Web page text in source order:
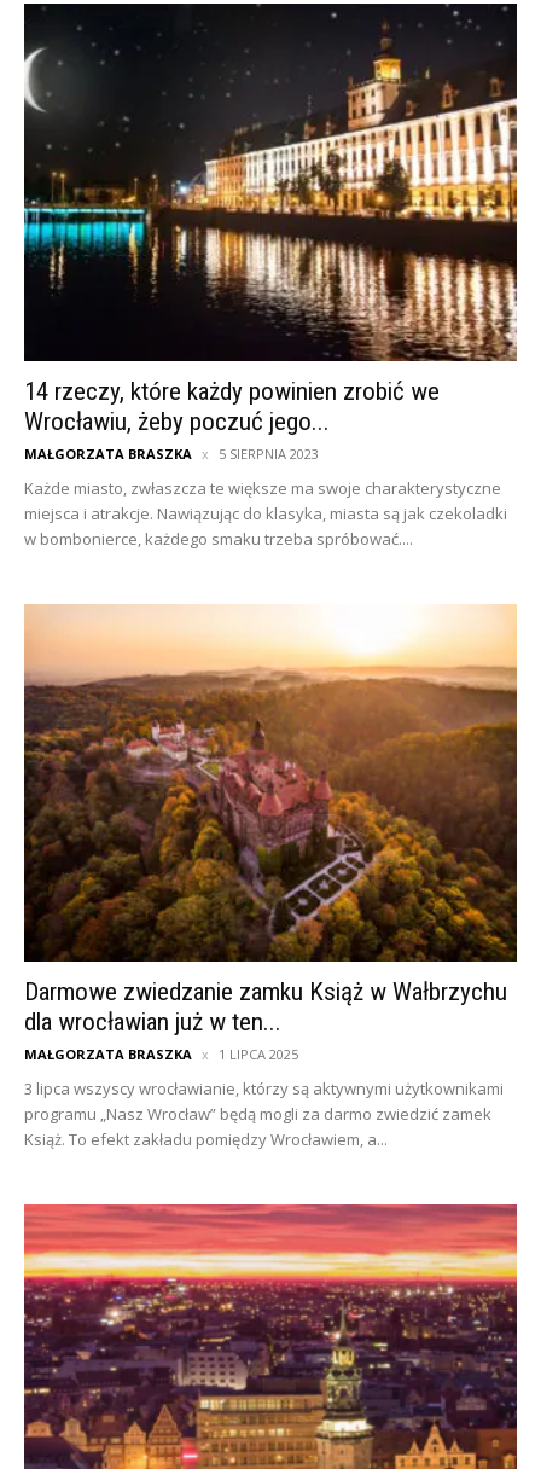
14 rzeczy, które każdy powinien zrobić we
Wrocławiu, żeby poczuć jego...
MAŁGORZATA BRASZKA 5 SIERPNIA 2023
Każde miasto, zwłaszcza te większe ma swoje charakterystyczne
miejsca i atrakcje. Nawiązując do klasyka, miasta są jak czekoladki
w bombonierce, każdego smaku trzeba spróbować....
Darmowe zwiedzanie zamku Książ w Wałbrzychu
dla wrocławian już w ten...
MAŁGORZATA BRASZKA 1 LIPCA 2025
3 lipca wszyscy wrocławianie, którzy są aktywnymi użytkownikami
programu „Nasz Wrocław” będą mogli za darmo zwiedzić zamek
Książ. To efekt zakładu pomiędzy Wrocławiem, a...